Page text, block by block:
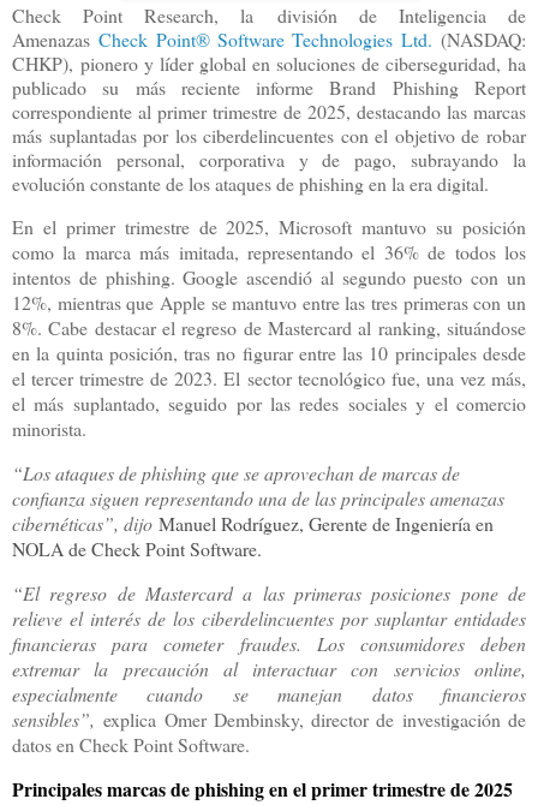
Check Point Research, la división de Inteligencia de
AmenazasCheck Point® Software Technologies Ltd. (NASDAQ:
CHKP), pionero y líder global en soluciones de ciberseguridad, ha
publicado su más reciente informe Brand Phishing Report
correspondiente al primer trimestre de 2025, destacando las marcas
más suplantadas por los ciberdelincuentes con el objetivo de robar
información personal, corporativa y de pago, subrayando la
evolución constante de los ataques de phishing en la era digital.
En el primer trimestre de 2025, Microsoft mantuvo su posición
como la marca más imitada, representando el 36% de todos los
intentos de phishing. Google ascendió al segundo puesto con un
12%, mientras que Apple se mantuvo entre las tres primeras con un
8%. Cabe destacar el regreso de Mastercard al ranking, situándose
en la quinta posición, tras no figurar entre las 10 principales desde
el tercer trimestre de 2023. El sector tecnológico fue, una vez más,
el más suplantado, seguido por las redes sociales y el comercio
minorista.
“Los ataques de phishing que se aprovechan de marcas de
confianza siguen representando una de las principales amenazas
cibernéticas”, dijo Manuel Rodríguez, Gerente de Ingeniería en
NOLA de Check Point Software.
“El regreso de Mastercard a las primeras posiciones pone de
relieve el interés de los ciberdelincuentes por suplantar entidades
financieras para cometer fraudes. Los consumidores deben
extremar la precaución al interactuar con servicios online,
especialmente cuando se manejan datos financieros
sensibles”, explica Omer Dembinsky, director de investigación de
datos en Check Point Software.
Principales marcas de phishing en el primer trimestre de 2025